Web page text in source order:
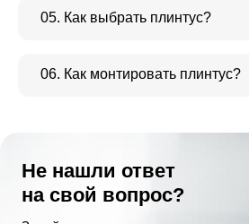
05. Как выбрать плинтус?
06. Как монтировать плинтус?
Не нашли ответ
на свой вопрос?